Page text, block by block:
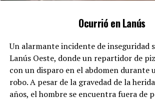
El chofer tiene respaldo legal en su
normativa es clara y aplicable a todos.
escucharse solo a través de auriculares.
un hecho que esta regla
es común ver pasajeros con altavoces
En este caso particular, la música era
terapéutico para el niño, que lo
Ocurrió en Lanús
Un alarmante incidente de inseguridad
Lanús Oeste, donde un repartidor de
con un disparo en el abdomen durante
robo. A pesar de la gravedad de la
años, el hombre se encuentra fuera de